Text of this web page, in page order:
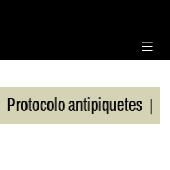
antipiquetes | FATE